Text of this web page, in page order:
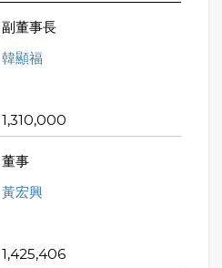
副董事長
韓顯福
1,310,000
董事
黃宏興
1,425,406